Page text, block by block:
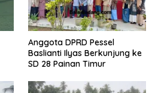
Anggota DPRD Pessel
Baslianti Ilyas Berkunjung ke
SD 28 Painan Timur